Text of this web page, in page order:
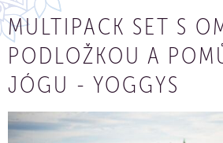
MULTIPACK SET S
PODLOŽKOU A
JÓGU - YOGGYS